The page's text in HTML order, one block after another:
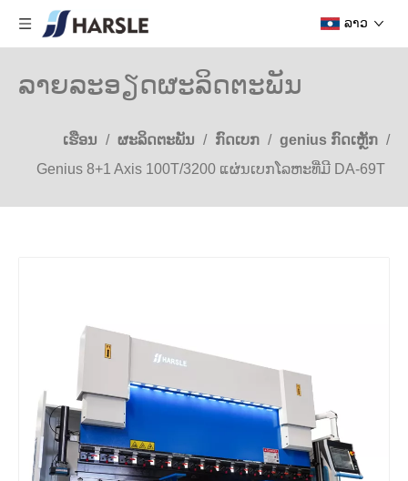
ລາວ
ລາຍລະອຽດຜະລິດຕະພັນ
ເຮືອນ / ຜະລິດຕະພັນ / ກົດເບກ / genius ກົດເຫຼັກ /
Genius 8+1 Axis 100T/3200 ແຜ່ນເບກໂລຫະທີ່ມີ DA-69T